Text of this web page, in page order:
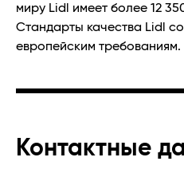
миру Lidl имеет более 12
Стандарты качества Lidl
европейским требованиям.
Контактные